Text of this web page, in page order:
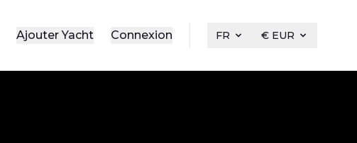
Ajouter Yacht Connexion FR € EUR